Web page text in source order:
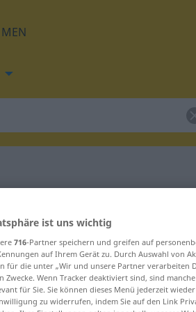
für "inefficace"
ist uns wichtig
716-Partner speichern und greifen auf
auf Ihrem Gerät zu. Durch Auswahl von
für die unter „Wir und unsere Partner verarbeiten
Zwecke. Wenn Tracker deaktiviert sind, sind
für Sie. Sie können dieses Menü jederzeit
zu widerrufen, indem Sie auf den Link